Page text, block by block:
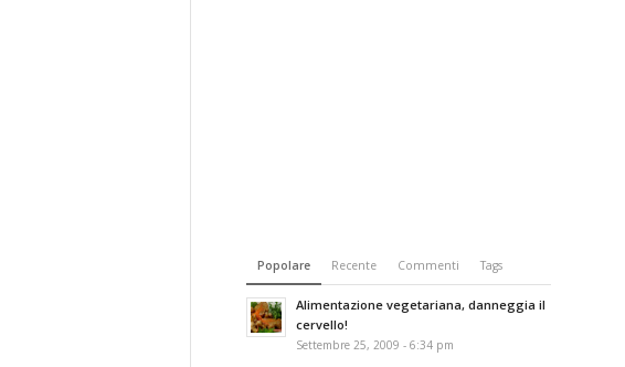
Popolare Recente Commenti Tags
Alimentazione vegetariana, danneggia il
cervello!
Settembre 25, 2009 - 6:34 pm